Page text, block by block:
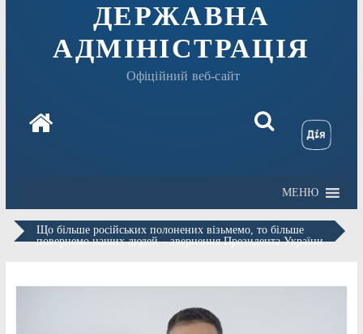
ДЕРЖАВНА
АДМІНІСТРАЦІЯ
Офіційний веб-сайт
МЕНЮ
Що більше російських полонених візьмемо, то більше
повернемо наших людей – звернення Президента України